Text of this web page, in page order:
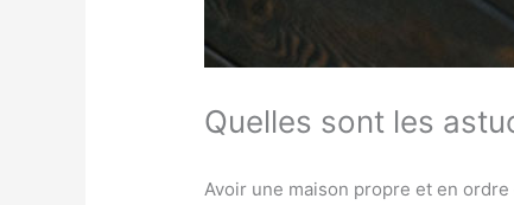
Quelles sont les
Avoir une maison propre et en